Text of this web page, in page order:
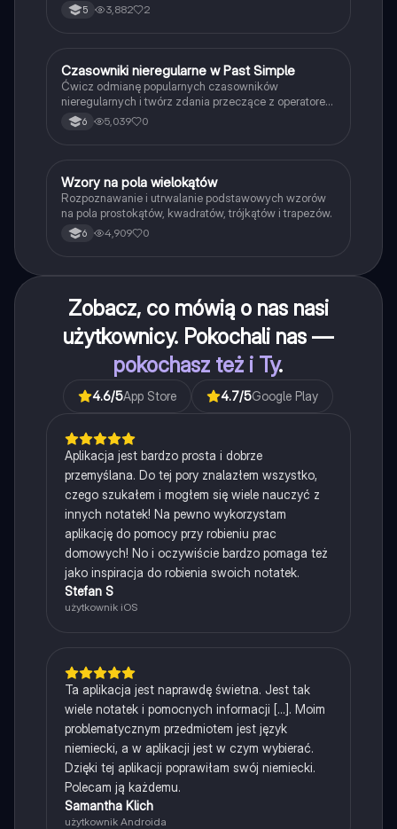
5 3,882 2
CJęzyk angielski
Czasowniki nieregularne w Past Simple
Ćwicz odmianę popularnych czasowników
nieregularnych i twórz zdania przeczące z operatorem
didn't w czasie Past Simple.
6 5,039 0
WMatematyka
Wzory na pola wielokątów
Rozpoznawanie i utrwalanie podstawowych wzorów
na pola prostokątów, kwadratów, trójkątów i trapezów.
6 4,909 0
Zobacz, co mówią o nas nasi
użytkownicy. Pokochali nas —
pokochasz też i Ty.
4.6/5App Store 4.7/5Google Play
Aplikacja jest bardzo prosta i dobrze
przemyślana. Do tej pory znalazłem wszystko,
czego szukałem i mogłem się wiele nauczyć z
innych notatek! Na pewno wykorzystam
aplikację do pomocy przy robieniu prac
domowych! No i oczywiście bardzo pomaga też
jako inspiracja do robienia swoich notatek.
Stefan S
użytkownik iOS
Ta aplikacja jest naprawdę świetna. Jest tak
wiele notatek i pomocnych informacji [...]. Moim
problematycznym przedmiotem jest język
niemiecki, a w aplikacji jest w czym wybierać.
Dzięki tej aplikacji poprawiłam swój niemiecki.
Polecam ją każdemu.
Samantha Klich
użytkownik Androida